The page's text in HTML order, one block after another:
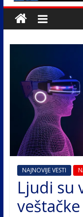
NAJNOVIJE VESTI
Ljudi su